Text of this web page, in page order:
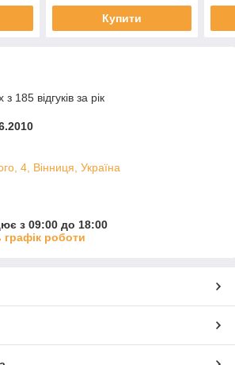
Купити
185 відгуків за рік
4, Вінниця, Україна
з 09:00 до 18:00
графік роботи